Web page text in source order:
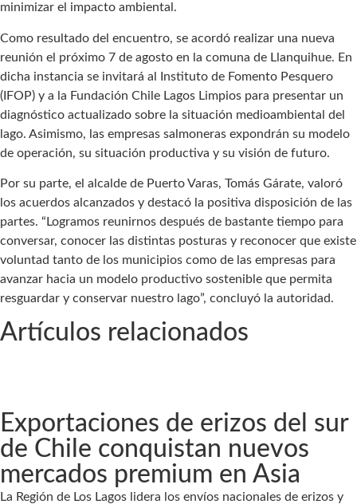
minimizar el impacto ambiental.
Como resultado del encuentro, se acordó realizar una nueva
reunión el próximo 7 de agosto en la comuna de Llanquihue. En
dicha instancia se invitará al Instituto de Fomento Pesquero
(IFOP) y a la Fundación Chile Lagos Limpios para presentar un
diagnóstico actualizado sobre la situación medioambiental del
lago. Asimismo, las empresas salmoneras expondrán su modelo
de operación, su situación productiva y su visión de futuro.
Por su parte, el alcalde de Puerto Varas, Tomás Gárate, valoró
los acuerdos alcanzados y destacó la positiva disposición de las
partes. “Logramos reunirnos después de bastante tiempo para
conversar, conocer las distintas posturas y reconocer que existe
voluntad tanto de los municipios como de las empresas para
avanzar hacia un modelo productivo sostenible que permita
resguardar y conservar nuestro lago”, concluyó la autoridad.
Artículos relacionados
Exportaciones de erizos del sur
de Chile conquistan nuevos
mercados premium en Asia
La Región de Los Lagos lidera los envíos nacionales de erizos y